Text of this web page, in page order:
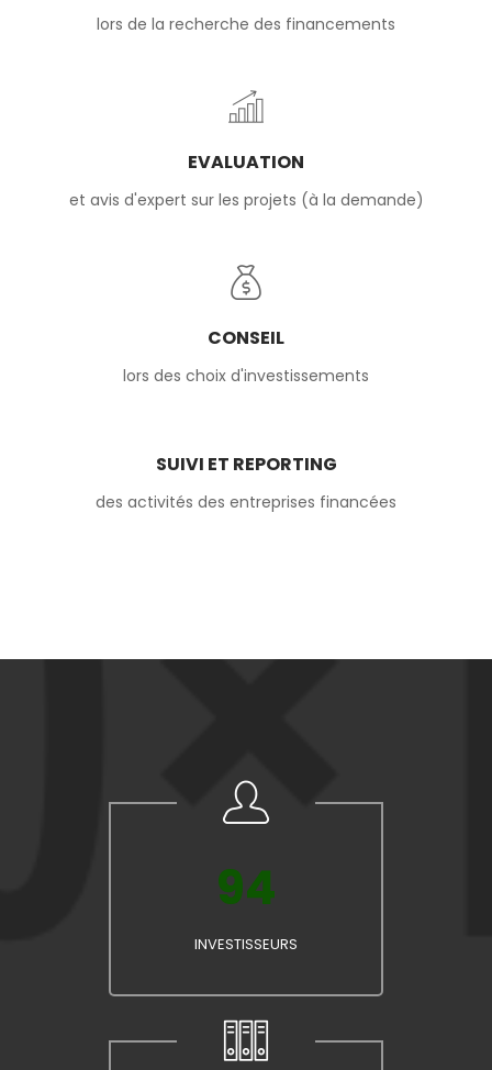
lors de la recherche des financements
EVALUATION
et avis d'expert sur les projets (à la demande)
CONSEIL
lors des choix d'investissements
SUIVI ET REPORTING
des activités des entreprises financées
94
INVESTISSEURS